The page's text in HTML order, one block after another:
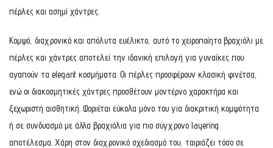
πέρλες και ασημί χάντρες.
Κομψό, διαχρονικό και απόλυτα ευέλικτο, αυτό το χειροποίητο βραχιόλι με
πέρλες και χάντρες αποτελεί την ιδανική επιλογή για γυναίκες που
αγαπούν τα elegant κοσμήματα. Οι πέρλες προσφέρουν κλασική φινέτσα,
ενώ οι διακοσμητικές χάντρες προσθέτουν μοντέρνο χαρακτήρα και
ξεχωριστή αισθητική. Φοριέται εύκολα μόνο του για διακριτική κομψότητα
ή σε συνδυασμό με άλλα βραχιόλια για πιο σύγχρονο layering
αποτέλεσμα. Χάρη στον διαχρονικό σχεδιασμό του, ταιριάζει τόσο σε